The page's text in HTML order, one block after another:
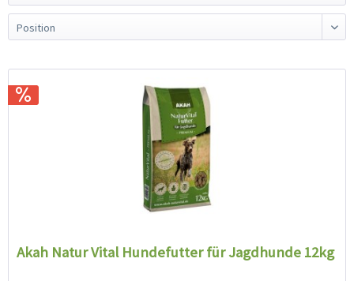
Akah Natur Vital Hundefutter für Jagdhunde 12kg